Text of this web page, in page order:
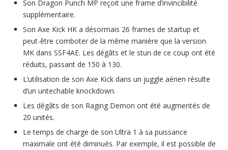
Son Dragon Punch MP reçoit une frame d’invincibilité
supplémentaire.
Son Axe Kick HK a désormais 26 frames de startup et
peut-être comboter de la même manière que la version
MK dans SSF4AE. Les dégâts et le stun de ce coup ont été
réduits, passant de 150 à 130.
L’utilisation de son Axe Kick dans un juggle aérien résulte
d’un untechable knockdown.
Les dégâts de son Raging Demon ont été augmentés de
20 unités.
Le temps de charge de son Ultra 1 à sa puissance
maximale ont été diminués. Par exemple, il est possible de